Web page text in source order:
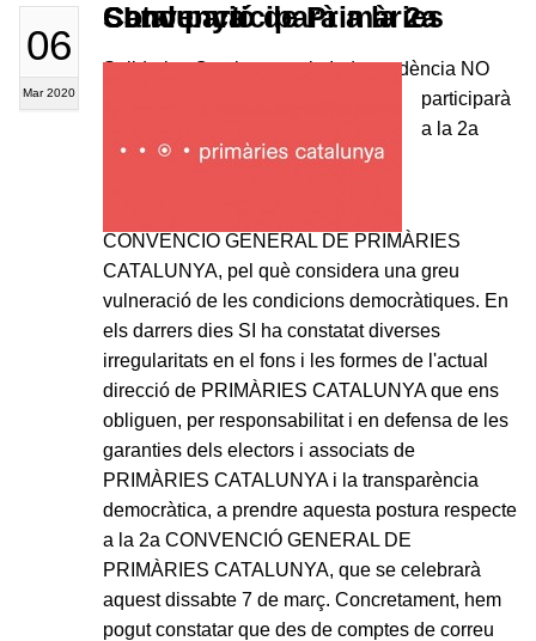
06
Mar 2020
SI no participarà a la 2a Convenció de Primàries Catalunya
Solidaritat Catalana per la Independència NO
participarà
a la 2a
CONVENCIÓ GENERAL DE PRIMÀRIES
CATALUNYA, pel què considera una greu
vulneració de les condicions democràtiques. En
els darrers dies SI ha constatat diverses
irregularitats en el fons i les formes de l'actual
direcció de PRIMÀRIES CATALUNYA que ens
obliguen, per responsabilitat i en defensa de les
garanties dels electors i associats de
PRIMÀRIES CATALUNYA i la transparència
democràtica, a prendre aquesta postura respecte
a la 2a CONVENCIÓ GENERAL DE
PRIMÀRIES CATALUNYA, que se celebrarà
aquest dissabte 7 de març. Concretament, hem
pogut constatar que des de comptes de correu